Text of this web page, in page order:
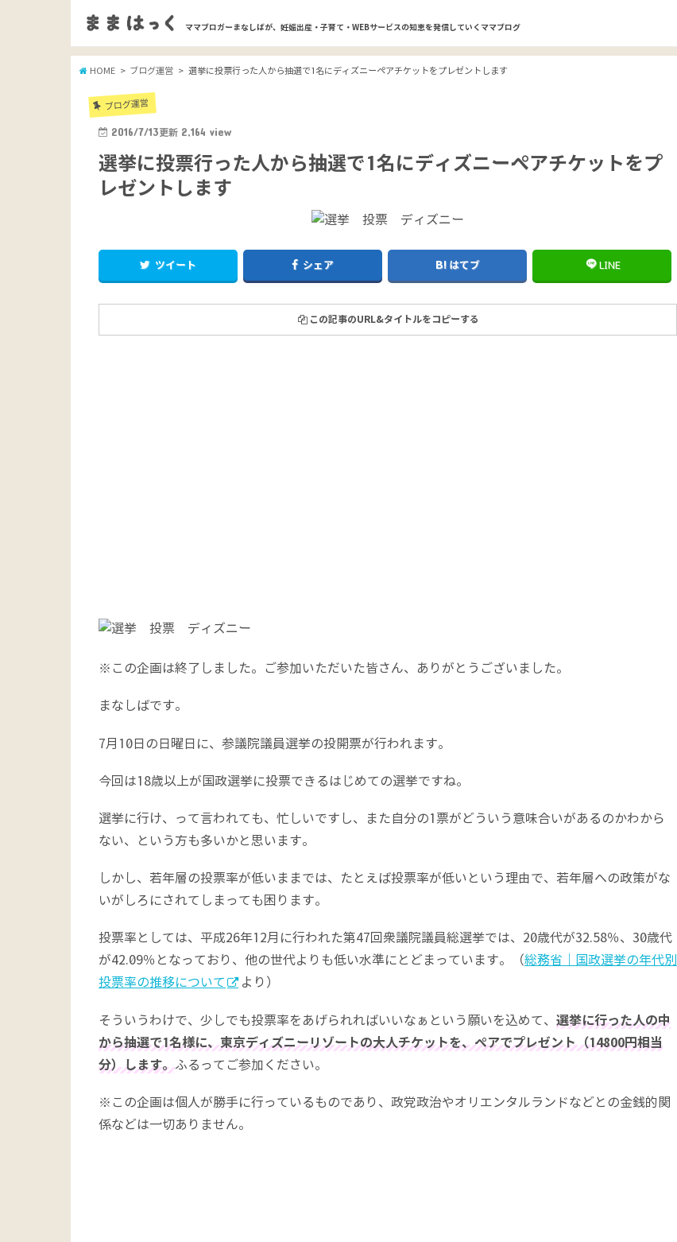
ママブロガーまなしばが、妊娠出産・子育て・WEBサービスの知恵を発信していくママブログ
HOME ブログ運営 選挙に投票行った人から抽選で1名にディズニーペアチケットをプレゼントします
ブログ運営
2016/7/13更新 2,164 view
選挙に投票行った人から抽選で1名にディズニーペアチケットをプ
レゼントします
ツイート シェア はてブ LINE
この記事のURL&タイトルをコピーする
※この企画は終了しました。ご参加いただいた皆さん、ありがとうございました。
まなしばです。
7月10日の日曜日に、参議院議員選挙の投開票が行われます。
今回は18歳以上が国政選挙に投票できるはじめての選挙ですね。
選挙に行け、って言われても、忙しいですし、また自分の1票がどういう意味合いがあるのかわから
ない、という方も多いかと思います。
しかし、若年層の投票率が低いままでは、たとえば投票率が低いという理由で、若年層への政策がな
いがしろにされてしまっても困ります。
投票率としては、平成26年12月に行われた第47回衆議院議員総選挙では、20歳代が32.58％、30歳代
が42.09％となっており、他の世代よりも低い水準にとどまっています。（総務省｜国政選挙の年代別
投票率の推移について
より）
そういうわけで、少しでも投票率をあげられればいいなぁという願いを込めて、 選挙に行った人の中
から抽選で1名様に、東京ディズニーリゾートの大人チケットを、ペアでプレゼント（14800円相当
分）します。ふるってご参加ください。
※この企画は個人が勝手に行っているものであり、政党政治やオリエンタルランドなどとの金銭的関
係などは一切ありません。